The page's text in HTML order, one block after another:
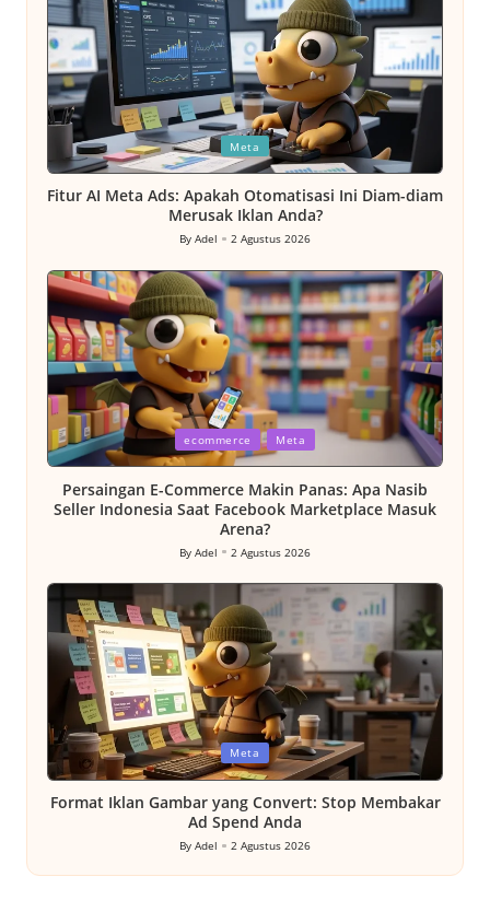
Posted
in
Meta
Fitur AI Meta Ads: Apakah Otomatisasi Ini Diam-diam
Merusak Iklan Anda?
Posted
by
By Adel 2 Agustus 2026
Posted
in
ecommerce Meta
Persaingan E-Commerce Makin Panas: Apa Nasib
Seller Indonesia Saat Facebook Marketplace Masuk
Arena?
Posted
by
By Adel 2 Agustus 2026
Posted
in
Meta
Format Iklan Gambar yang Convert: Stop Membakar
Ad Spend Anda
Posted
by
By Adel 2 Agustus 2026